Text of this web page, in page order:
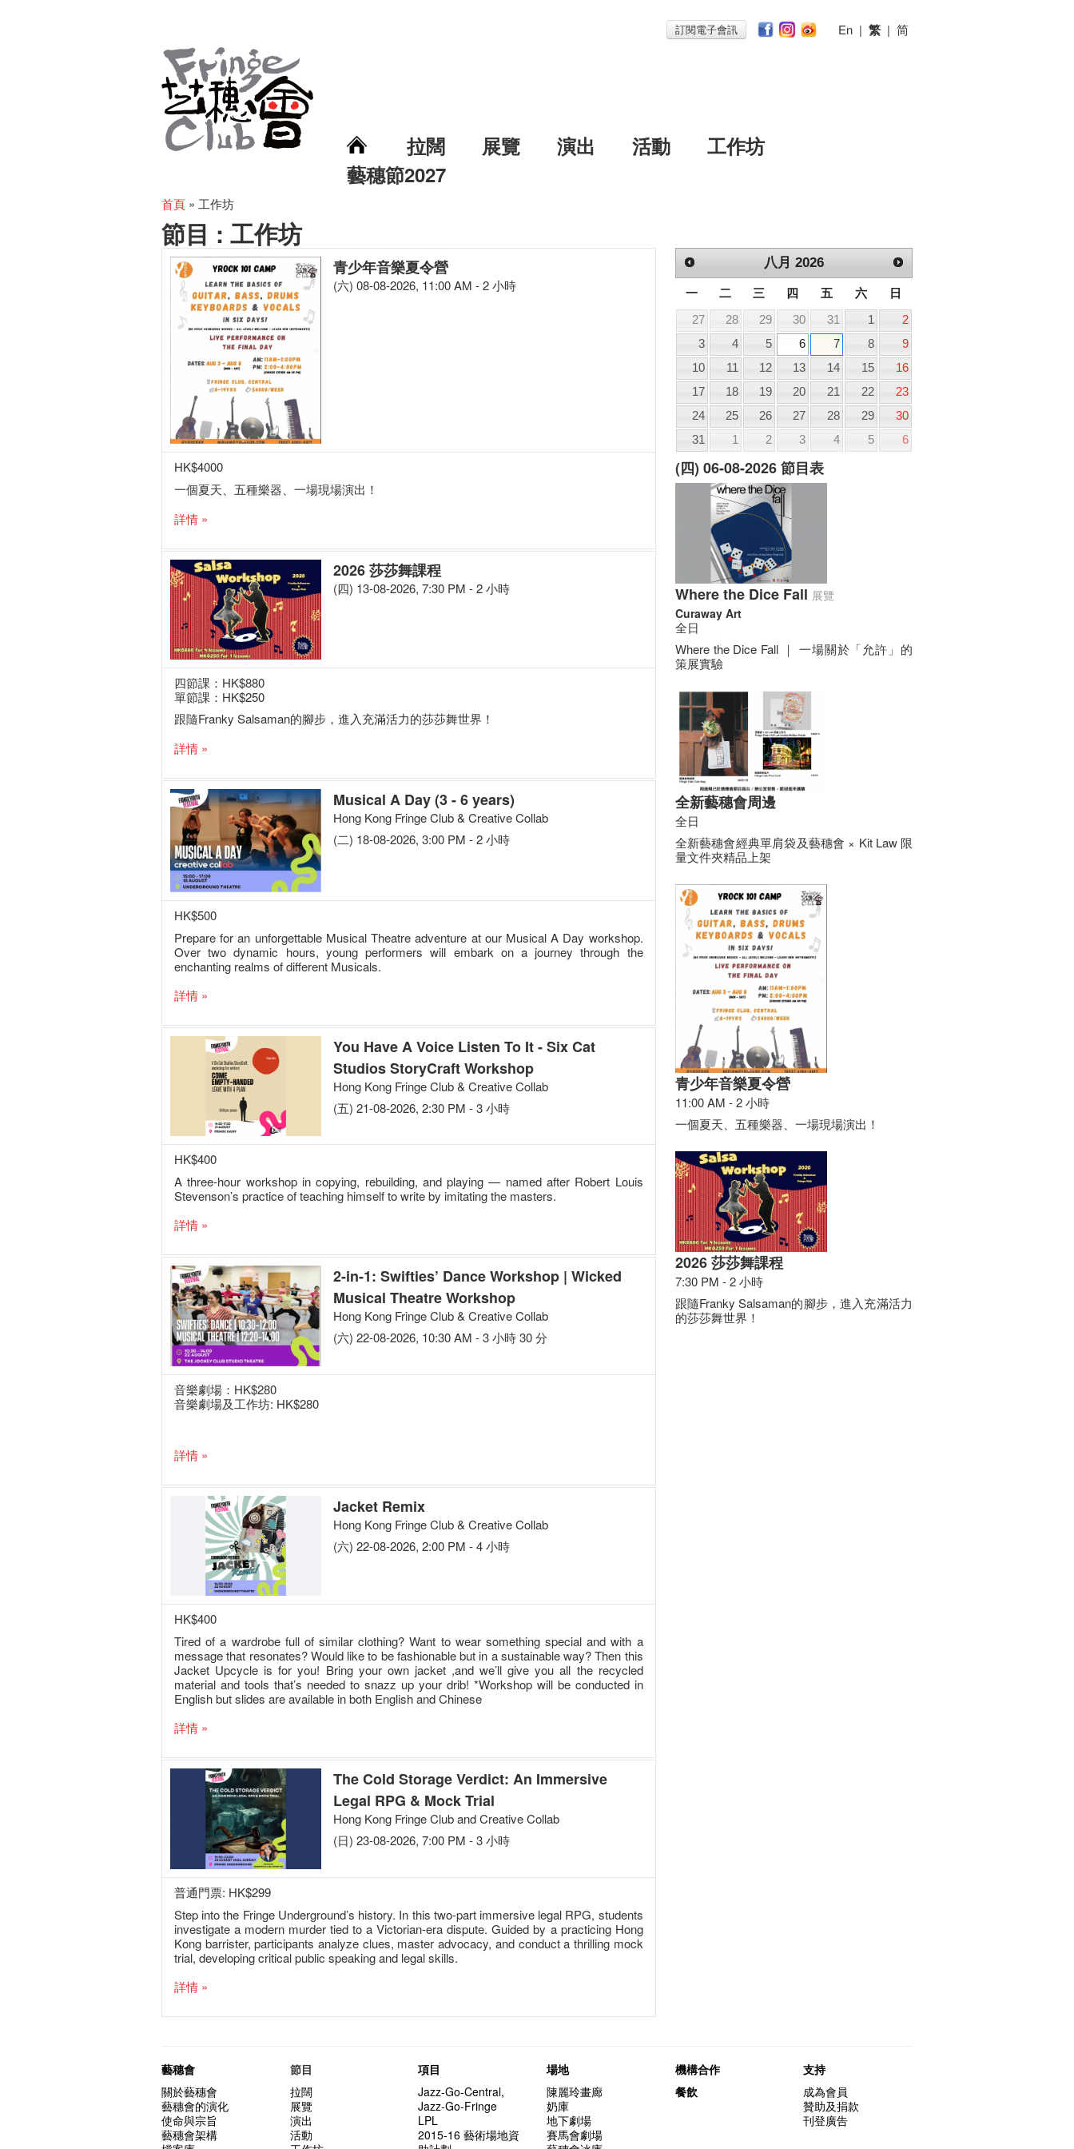
訂閱電子會訊 En | 繁 | 简
拉闊 展覽 演出 活動
工作坊
藝穗節2027
首頁 » 工作坊
節目 : 工作坊
青少年音樂夏令營
(六) 08-08-2026, 11:00 AM - 2 小時
HK$4000
一個夏天、五種樂器、一場現場演出！
詳情 »
2026 莎莎舞課程
(四) 13-08-2026, 7:30 PM - 2 小時
四節課：HK$880
單節課：HK$250
跟隨Franky Salsaman的腳步，進入充滿活力的莎莎舞世界！
詳情 »
Musical A Day (3 - 6 years)
Hong Kong Fringe Club & Creative Collab
(二) 18-08-2026, 3:00 PM - 2 小時
HK$500
Prepare for an unforgettable Musical Theatre adventure at our Musical A Day workshop.
Over two dynamic hours, young performers will embark on a journey through the
enchanting realms of different Musicals.
詳情 »
You Have A Voice Listen To It - Six Cat
Studios StoryCraft Workshop
Hong Kong Fringe Club & Creative Collab
(五) 21-08-2026, 2:30 PM - 3 小時
HK$400
A three-hour workshop in copying, rebuilding, and playing — named after Robert Louis
Stevenson’s practice of teaching himself to write by imitating the masters.
詳情 »
2-in-1: Swifties’ Dance Workshop | Wicked
Musical Theatre Workshop
Hong Kong Fringe Club & Creative Collab
(六) 22-08-2026, 10:30 AM - 3 小時 30 分
音樂劇場：HK$280
音樂劇場及工作坊: HK$280
詳情 »
Jacket Remix
Hong Kong Fringe Club & Creative Collab
(六) 22-08-2026, 2:00 PM - 4 小時
HK$400
Tired of a wardrobe full of similar clothing? Want to wear something special and with a
message that resonates? Would like to be fashionable but in a sustainable way? Then this
Jacket Upcycle is for you! Bring your own jacket ,and we’ll give you all the recycled
material and tools that’s needed to snazz up your drib! *Workshop will be conducted in
English but slides are available in both English and Chinese
詳情 »
The Cold Storage Verdict: An Immersive
Legal RPG & Mock Trial
Hong Kong Fringe Club and Creative Collab
(日) 23-08-2026, 7:00 PM - 3 小時
普通門票: HK$299
Step into the Fringe Underground’s history. In this two-part immersive legal RPG, students
investigate a modern murder tied to a Victorian-era dispute. Guided by a practicing Hong
Kong barrister, participants analyze clues, master advocacy, and conduct a thrilling mock
trial, developing critical public speaking and legal skills.
詳情 »
八月 2026
一 二 三 四 五 六 日
27 28 29 30 31 1
2
3
4 5 6 7 8
9
10
11 12 13 14 15
16
17
18 19 20 21 22
23
24
25 26 27 28 29
30
31
1 2 3 4 5 6
(四) 06-08-2026 節目表
Where the Dice Fall 展覽
Curaway Art
全日
Where the Dice Fall ｜ 一場關於「允許」的
策展實驗
全新藝穗會周邊
全日
全新藝穗會經典單肩袋及藝穗會 × Kit Law 限
量文件夾精品上架
青少年音樂夏令營
11:00 AM - 2 小時
一個夏天、五種樂器、一場現場演出！
2026 莎莎舞課程
7:30 PM - 2 小時
跟隨Franky Salsaman的腳步，進入充滿活力
的莎莎舞世界！
藝穗會
關於藝穗會
藝穗會的演化
使命與宗旨
藝穗會架構
節目
拉闊
展覽
演出
活動
項目
Jazz-Go-Central,
Jazz-Go-Fringe
LPL
2015-16 藝術場地資
場地
陳麗玲畫廊
奶庫
地下劇場
賽馬會劇場
機構合作
餐飲
支持
成為會員
贊助及捐款
刊登廣告